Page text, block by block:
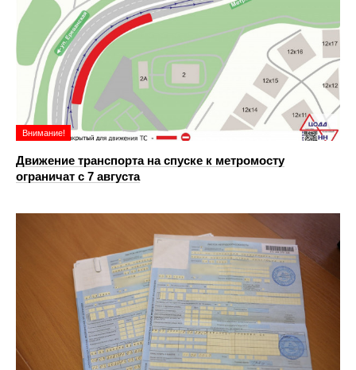
Внимание!
Движение транспорта на спуске к метромосту
ограничат с 7 августа